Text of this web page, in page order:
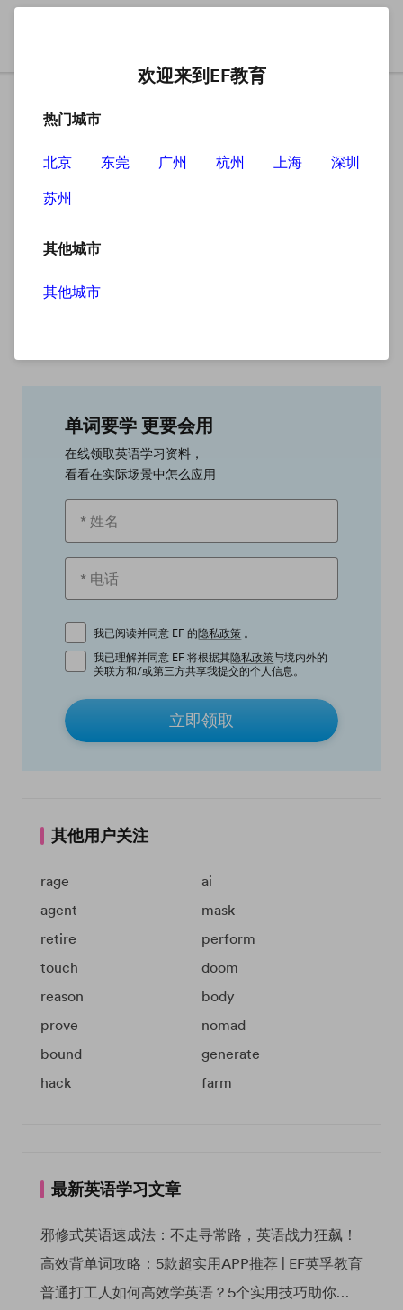
单词要学 更要会用
在线领取英语学习资料，
看看在实际场景中怎么应用
我已阅读并同意 EF 的隐私政策 。
我已理解并同意 EF 将根据其隐私政策与境内外的
关联方和/或第三方共享我提交的个人信息。
立即领取
其他用户关注
rage
ai
agent
mask
retire
perform
touch
doom
reason
body
prove
nomad
bound
generate
hack
farm
最新英语学习文章
邪修式英语速成法：不走寻常路，英语战力狂飙！
高效背单词攻略：5款超实用APP推荐 | EF英孚教育
普通打工人如何高效学英语？5个实用技巧助你突破职场瓶颈
欢迎来到EF教育
热门城市
北京 东莞 广州 杭州 上海
深圳
苏州
其他城市
其他城市